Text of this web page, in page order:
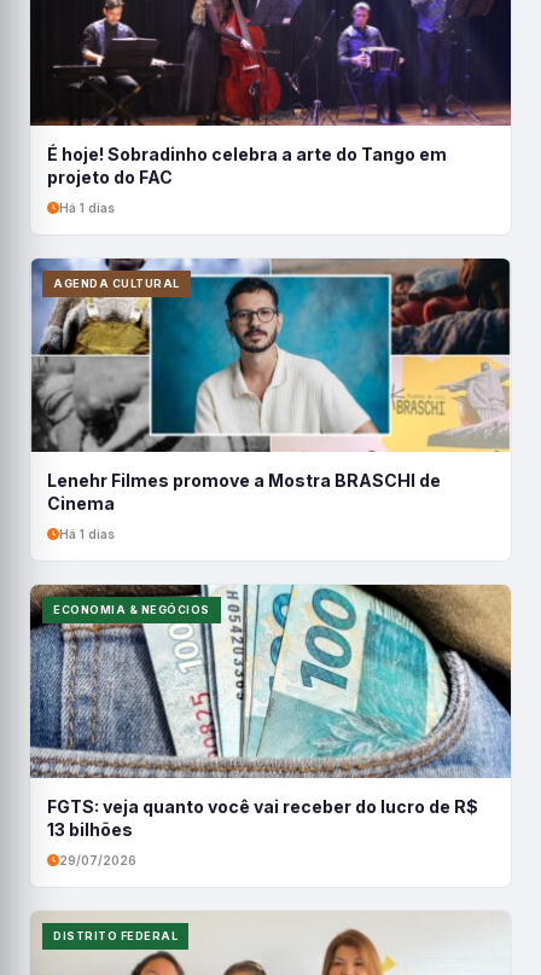
É hoje! Sobradinho celebra a arte do Tango em
projeto do FAC
Há 1 dias
AGENDA CULTURAL
Lenehr Filmes promove a Mostra BRASCHI de
Cinema
Há 1 dias
ECONOMIA & NEGÓCIOS
FGTS: veja quanto você vai receber do lucro de R$
13 bilhões
29/07/2026
DISTRITO FEDERAL